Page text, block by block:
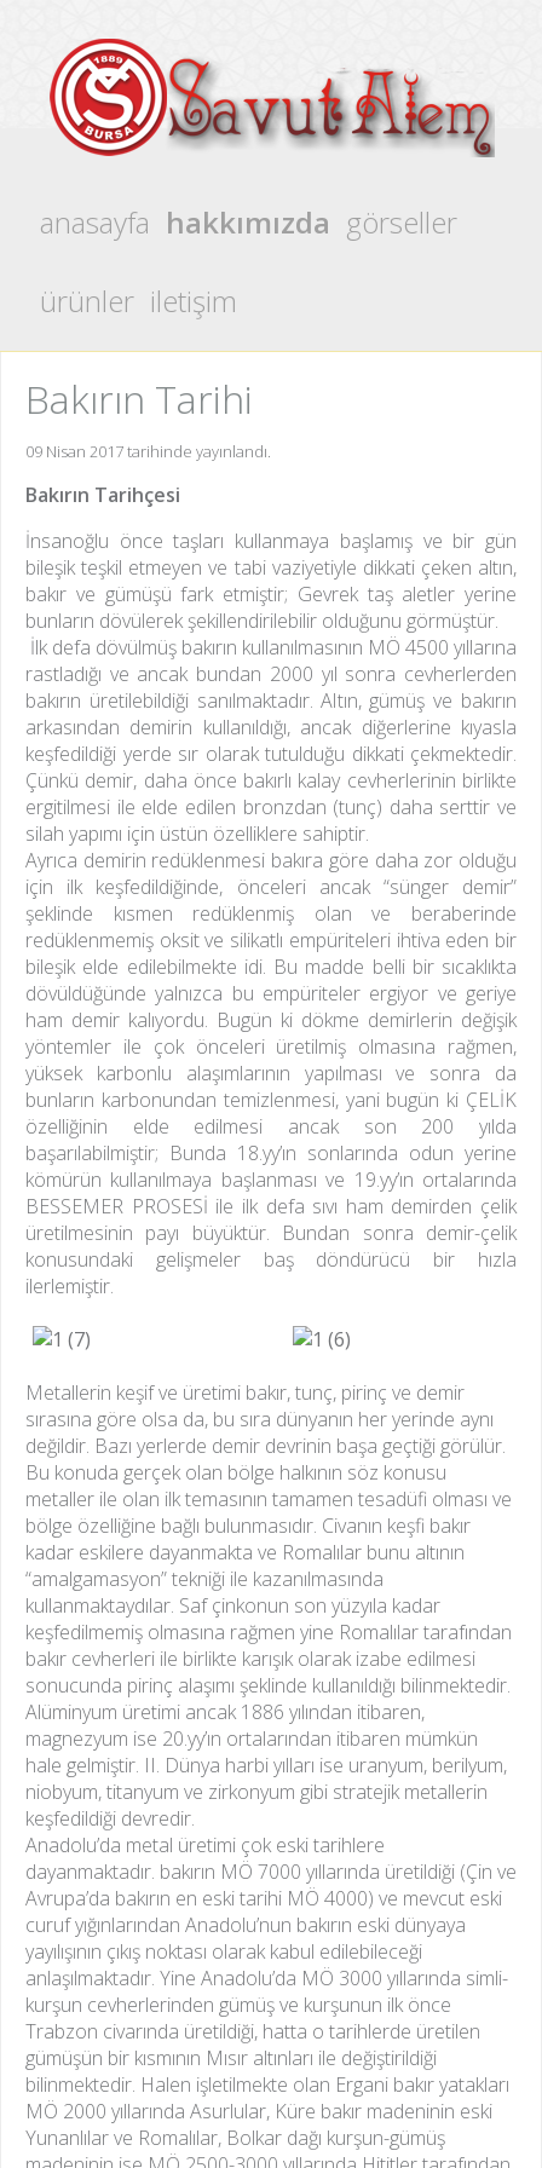
anasayfa hakkımızda görseller
ürünler iletişim
Bakırın Tarihi
09 Nisan 2017 tarihinde yayınlandı.
Bakırın Tarihçesi
İnsanoğlu önce taşları kullanmaya başlamış ve bir gün
bileşik teşkil etmeyen ve tabi vaziyetiyle dikkati çeken altın,
bakır ve gümüşü fark etmiştir; Gevrek taş aletler yerine
bunların dövülerek şekillendirilebilir olduğunu görmüştür.
İlk defa dövülmüş bakırın kullanılmasının MÖ 4500 yıllarına
rastladığı ve ancak bundan 2000 yıl sonra cevherlerden
bakırın üretilebildiği sanılmaktadır. Altın, gümüş ve bakırın
arkasından demirin kullanıldığı, ancak diğerlerine kıyasla
keşfedildiği yerde sır olarak tutulduğu dikkati çekmektedir.
Çünkü demir, daha önce bakırlı kalay cevherlerinin birlikte
ergitilmesi ile elde edilen bronzdan (tunç) daha serttir ve
silah yapımı için üstün özelliklere sahiptir.
Ayrıca demirin redüklenmesi bakıra göre daha zor olduğu
için ilk keşfedildiğinde, önceleri ancak “sünger demir”
şeklinde kısmen redüklenmiş olan ve beraberinde
redüklenmemiş oksit ve silikatlı empüriteleri ihtiva eden bir
bileşik elde edilebilmekte idi. Bu madde belli bir sıcaklıkta
dövüldüğünde yalnızca bu empüriteler ergiyor ve geriye
ham demir kalıyordu. Bugün ki dökme demirlerin değişik
yöntemler ile çok önceleri üretilmiş olmasına rağmen,
yüksek karbonlu alaşımlarının yapılması ve sonra da
bunların karbonundan temizlenmesi, yani bugün ki ÇELİK
özelliğinin elde edilmesi ancak son 200 yılda
başarılabilmiştir; Bunda 18.yy’ın sonlarında odun yerine
kömürün kullanılmaya başlanması ve 19.yy’ın ortalarında
BESSEMER PROSESİ ile ilk defa sıvı ham demirden çelik
üretilmesinin payı büyüktür. Bundan sonra demir-çelik
konusundaki gelişmeler baş döndürücü bir hızla
ilerlemiştir.
Metallerin keşif ve üretimi bakır, tunç, pirinç ve demir
sırasına göre olsa da, bu sıra dünyanın her yerinde aynı
değildir. Bazı yerlerde demir devrinin başa geçtiği görülür.
Bu konuda gerçek olan bölge halkının söz konusu
metaller ile olan ilk temasının tamamen tesadüfi olması ve
bölge özelliğine bağlı bulunmasıdır. Civanın keşfi bakır
kadar eskilere dayanmakta ve Romalılar bunu altının
“amalgamasyon” tekniği ile kazanılmasında
kullanmaktaydılar. Saf çinkonun son yüzyıla kadar
keşfedilmemiş olmasına rağmen yine Romalılar tarafından
bakır cevherleri ile birlikte karışık olarak izabe edilmesi
sonucunda pirinç alaşımı şeklinde kullanıldığı bilinmektedir.
Alüminyum üretimi ancak 1886 yılından itibaren,
magnezyum ise 20.yy’ın ortalarından itibaren mümkün
hale gelmiştir. II. Dünya harbi yılları ise uranyum, berilyum,
niobyum, titanyum ve zirkonyum gibi stratejik metallerin
keşfedildiği devredir.
Anadolu’da metal üretimi çok eski tarihlere
dayanmaktadır. bakırın MÖ 7000 yıllarında üretildiği (Çin ve
Avrupa’da bakırın en eski tarihi MÖ 4000) ve mevcut eski
curuf yığınlarından Anadolu’nun bakırın eski dünyaya
yayılışının çıkış noktası olarak kabul edilebileceği
anlaşılmaktadır. Yine Anadolu’da MÖ 3000 yıllarında simli-
kurşun cevherlerinden gümüş ve kurşunun ilk önce
Trabzon civarında üretildiği, hatta o tarihlerde üretilen
gümüşün bir kısmının Mısır altınları ile değiştirildiği
bilinmektedir. Halen işletilmekte olan Ergani bakır yatakları
MÖ 2000 yıllarında Asurlular, Küre bakır madeninin eski
Yunanlılar ve Romalılar, Bolkar dağı kurşun-gümüş